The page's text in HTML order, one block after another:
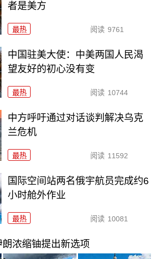
者是美方
最热 阅读 9761
中国驻美大使：中美两国人民渴
望友好的初心没有变
最热 阅读 10744
中方呼吁通过对话谈判解决乌克
兰危机
最热 阅读 11592
国际空间站两名俄宇航员完成约6
小时舱外作业
最热 阅读 10081
浓缩铀提出新选项